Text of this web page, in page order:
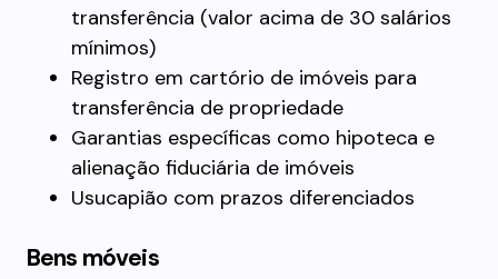
transferência (valor acima de 30 salários
mínimos)
Registro em cartório de imóveis para
transferência de propriedade
Garantias específicas como hipoteca e
alienação fiduciária de imóveis
Usucapião com prazos diferenciados
Bens móveis